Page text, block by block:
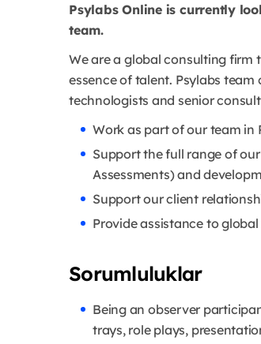
Psylabs Online is currently
team.
We are a global consulting firm
essence of talent. Psylabs
technologists and senior
Work as part of our team in
Support the full range of
Assessments) and
Support our client
Provide assistance to
Sorumluluklar
Being an observer
trays, role plays,